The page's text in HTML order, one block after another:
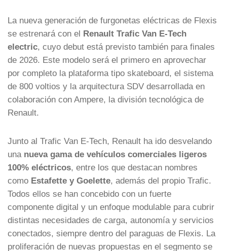
La nueva generación de furgonetas eléctricas de Flexis
se estrenará con el Renault Trafic Van E-Tech
electric, cuyo debut está previsto también para finales
de 2026. Este modelo será el primero en aprovechar
por completo la plataforma tipo skateboard, el sistema
de 800 voltios y la arquitectura SDV desarrollada en
colaboración con Ampere, la división tecnológica de
Renault.
Junto al Trafic Van E-Tech, Renault ha ido desvelando
una nueva gama de vehículos comerciales ligeros
100% eléctricos, entre los que destacan nombres
como Estafette y Goelette, además del propio Trafic.
Todos ellos se han concebido con un fuerte
componente digital y un enfoque modulable para cubrir
distintas necesidades de carga, autonomía y servicios
conectados, siempre dentro del paraguas de Flexis. La
proliferación de nuevas propuestas en el segmento se